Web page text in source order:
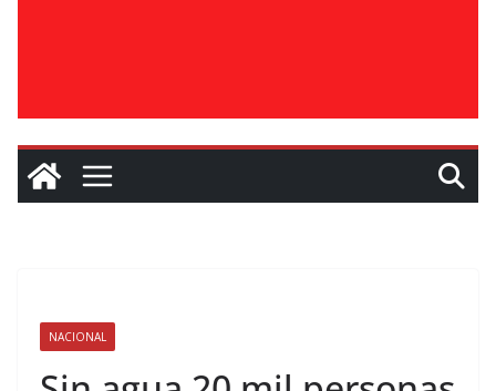
NACIONAL